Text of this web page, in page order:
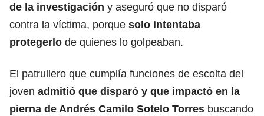
de la investigación y aseguró que no disparó
contra la víctima, porque solo intentaba
protegerlo de quienes lo golpeaban.
El patrullero que cumplía funciones de escolta del
joven admitió que disparó y que impactó en la
pierna de Andrés Camilo Sotelo Torres buscando